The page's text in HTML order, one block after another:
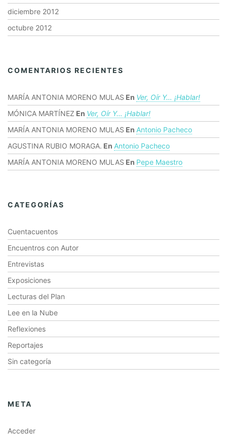
diciembre 2012
octubre 2012
COMENTARIOS RECIENTES
MARÍA ANTONIA MORENO MULAS En Ver, Oír Y… ¡hablar!
MÓNICA MARTÍNEZ En Ver, Oír Y… ¡hablar!
MARÍA ANTONIA MORENO MULAS En Antonio Pacheco
AGUSTINA RUBIO MORAGA. En Antonio Pacheco
MARÍA ANTONIA MORENO MULAS En Pepe Maestro
CATEGORÍAS
Cuentacuentos
Encuentros con Autor
Entrevistas
Exposiciones
Lecturas del Plan
Lee en la Nube
Reflexiones
Reportajes
Sin categoría
META
Acceder